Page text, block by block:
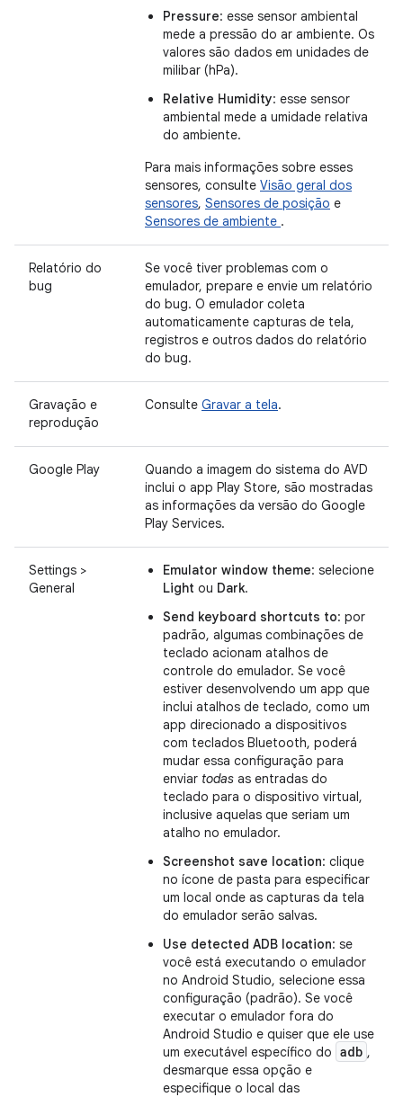
Pressure: esse sensor ambiental
mede a pressão do ar ambiente. Os
valores são dados em unidades de
milibar (hPa).
Relative Humidity: esse sensor
ambiental mede a umidade relativa
do ambiente.
Para mais informações sobre esses
sensores, consulte Visão geral dos
sensores, Sensores de posição e
Sensores de ambiente .
Relatório do
bug
Se você tiver problemas com o
emulador, prepare e envie um relatório
do bug. O emulador coleta
automaticamente capturas de tela,
registros e outros dados do relatório
do bug.
Gravação e
reprodução
Consulte Gravar a tela.
Google Play
Quando a imagem do sistema do AVD
inclui o app Play Store, são mostradas
as informações da versão do Google
Play Services.
Settings >
General
Emulator window theme: selecione
Light ou Dark.
Send keyboard shortcuts to: por
padrão, algumas combinações de
teclado acionam atalhos de
controle do emulador. Se você
estiver desenvolvendo um app que
inclui atalhos de teclado, como um
app direcionado a dispositivos
com teclados Bluetooth, poderá
mudar essa configuração para
enviar todas as entradas do
teclado para o dispositivo virtual,
inclusive aquelas que seriam um
atalho no emulador.
Screenshot save location: clique
no ícone de pasta para especificar
um local onde as capturas da tela
do emulador serão salvas.
Use detected ADB location: se
você está executando o emulador
no Android Studio, selecione essa
configuração (padrão). Se você
executar o emulador fora do
Android Studio e quiser que ele use
um executável específico do adb ,
desmarque essa opção e
especifique o local das